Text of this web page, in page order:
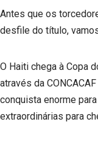
Antes que os
desfile do título,
O Haiti chega à Copa
através da
conquista enorme
extraordinárias para